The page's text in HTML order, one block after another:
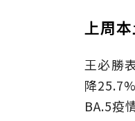
上周
王必勝
降
BA.5疫